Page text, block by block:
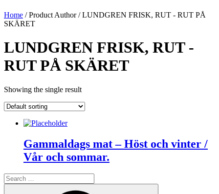
Home / Product Author / LUNDGREN FRISK, RUT - RUT PÅ
SKÄRET
LUNDGREN FRISK, RUT -
RUT PÅ SKÄRET
Showing the single result
Gammaldags mat – Höst och vinter /
Vår och sommar.
Search
for: